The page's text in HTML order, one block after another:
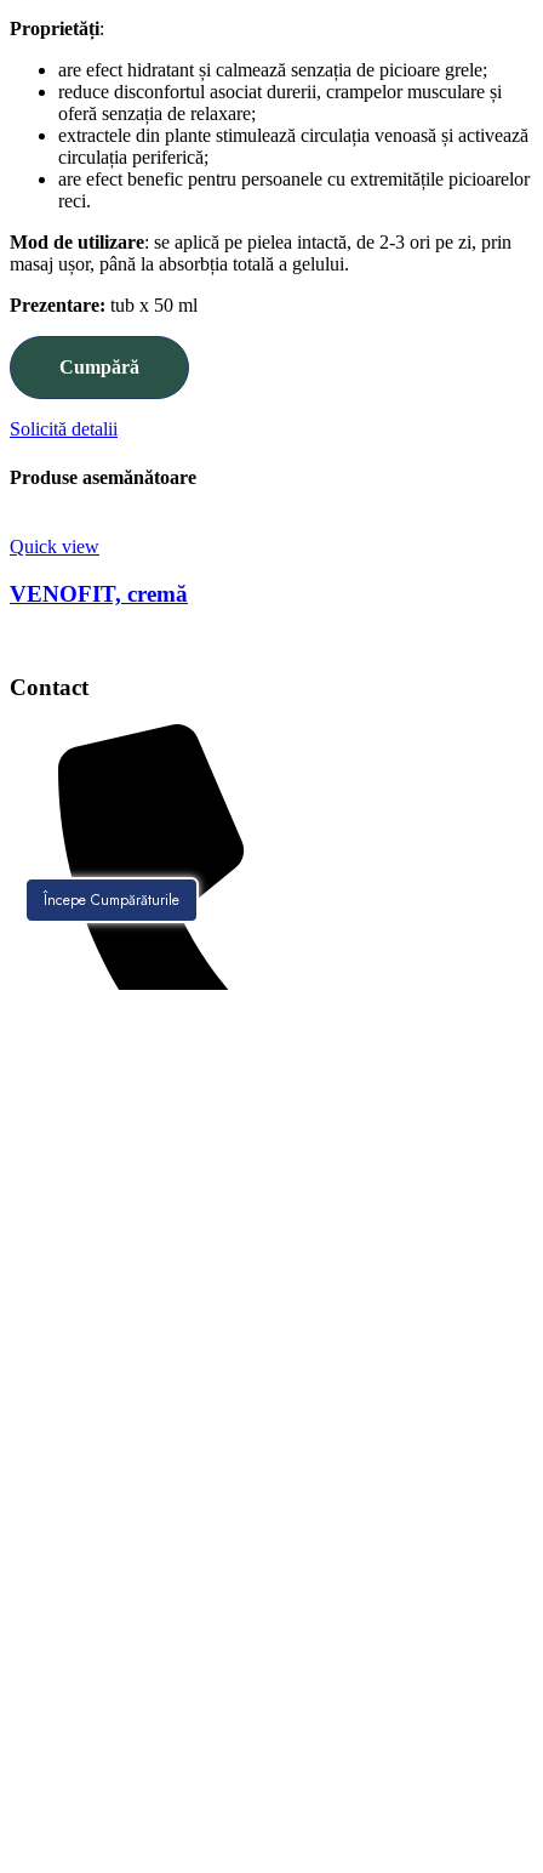
Proprietăți:
are efect hidratant și calmează senzația de picioare grele;
reduce disconfortul asociat durerii, crampelor musculare și
oferă senzația de relaxare;
extractele din plante stimulează circulația venoasă și activează
circulația periferică;
are efect benefic pentru persoanele cu extremitățile picioarelor
reci.
Mod de utilizare: se aplică pe pielea intactă, de 2-3 ori pe zi, prin
masaj ușor, până la absorbția totală a gelului.
Prezentare: tub x 50 ml
Cumpără
Solicită detalii
Produse asemănătoare
Quick view
VENOFIT, cremă
Contact
Începe Cumpărăturile